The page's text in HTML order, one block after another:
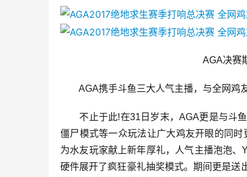
AGA决赛期
AGA携手斗鱼三大人气主播，与全网鸡
不止于此!在31日岁末，AGA更是与斗鱼
僵尸模式等一众玩法让广大鸡友开眼的同
为水友玩家献上新年厚礼，人气主播泡泡
硬件展开了疯狂豪礼抽奖模式。期间更是